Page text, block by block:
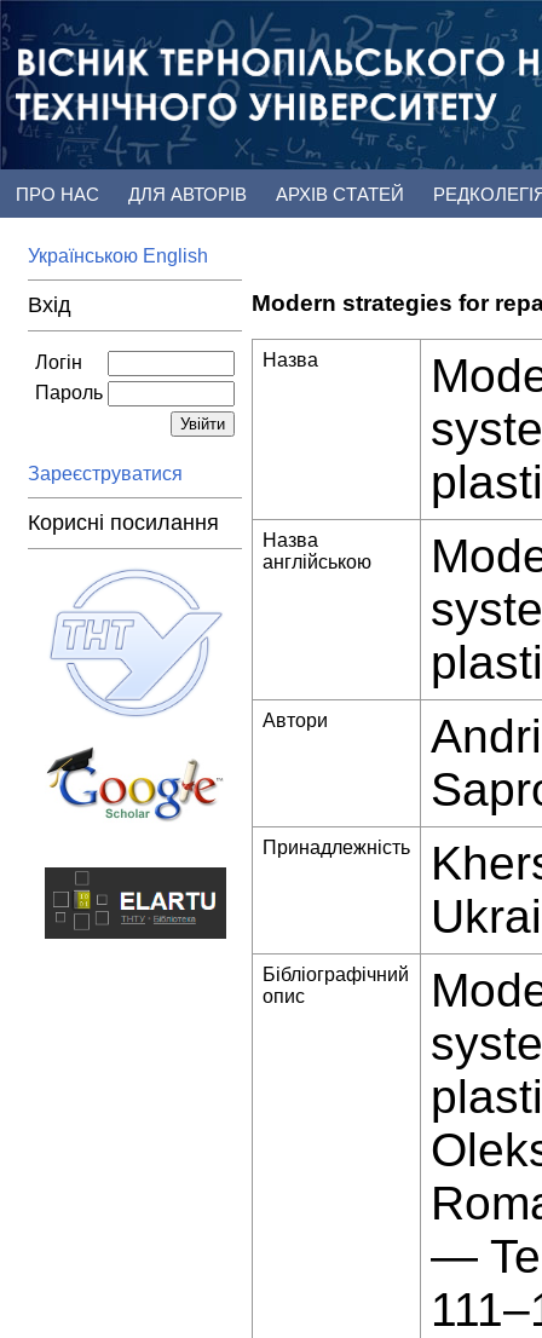
ПРО НАС ДЛЯ АВТОРІВ АРХІВ СТАТЕЙ
Українською English
Вхід
Логін
Пароль
Зареєструватися
Корисні посилання
Modern strategies for
Назва
Назва
англійською
Автори
Принадлежність
Бібліографічний
опис
—